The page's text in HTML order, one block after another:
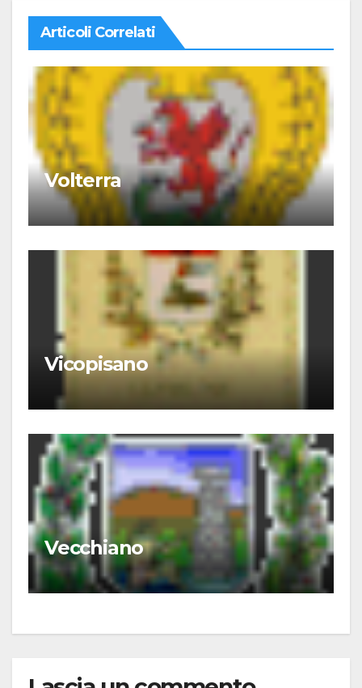
Articoli Correlati
Volterra
Vicopisano
Vecchiano